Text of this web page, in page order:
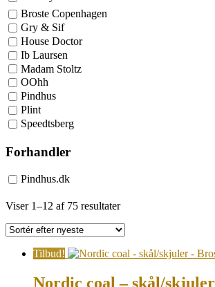
Broste Copenhagen
Gry & Sif
House Doctor
Ib Laursen
Madam Stoltz
OOhh
Pindhus
Plint
Speedtsberg
Forhandler
Pindhus.dk
Viser 1–12 af 75 resultaterSorted
latest
Tilbud!
Nordic coal – skål/